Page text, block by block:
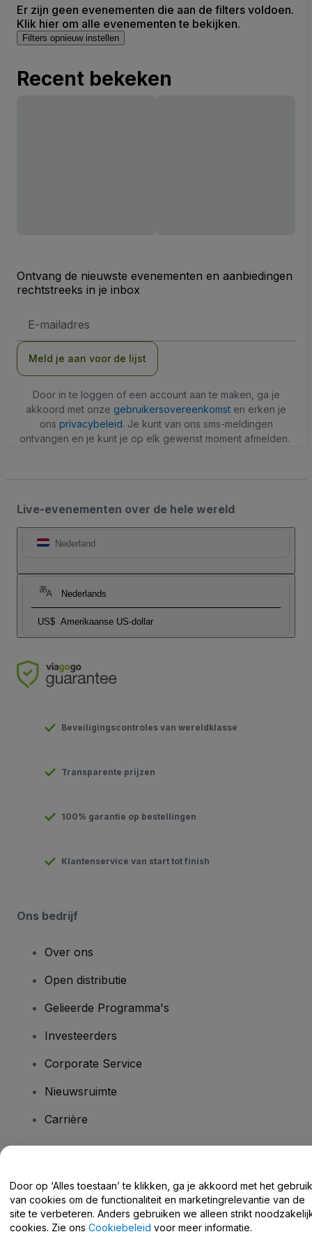
Er zijn geen evenementen die aan de filters voldoen.
Klik hier om alle evenementen te bekijken.
Filters opnieuw instellen
Recent bekeken
Ontvang de nieuwste evenementen en aanbiedingen
rechtstreeks in je inbox
mailadres
Meld je aan voor de lijst
Door in te loggen of een account aan te maken, ga je
akkoord met onze gebruikersovereenkomst en erken je
ons privacybeleid. Je kunt van ons sms-meldingen
ontvangen en je kunt je op elk gewenst moment afmelden.
Live-evenementen over de hele wereld
Nederland
Nederlands
US$ Amerikaanse US-dollar
Beveiligingscontroles van wereldklasse
Transparente prijzen
100% garantie op bestellingen
Klantenservice van start tot finish
Ons bedrijf
Over ons
Open distributie
Gelieerde Programma's
Investeerders
Corporate Service
Nieuwsruimte
Carrière
Helpcentrum / Neem Contact Met Ons Op
Door op ‘Alles toestaan’ te klikken, ga je akkoord met het gebruik
van cookies om de functionaliteit en marketingrelevantie van de
site te verbeteren. Anders gebruiken we alleen strikt
cookies. Zie ons Cookiebeleid voor meer informatie.